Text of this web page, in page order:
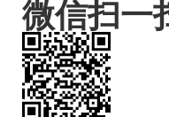
微信扫一